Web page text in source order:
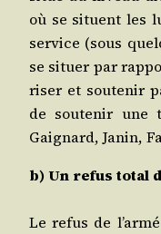
où se situent les
ser­vice (sous
se situer par
ri­ser et sou­te­nir
de sou­te­nir une
Gai­gnard, Janin,
b) Un refus total
Le refus de